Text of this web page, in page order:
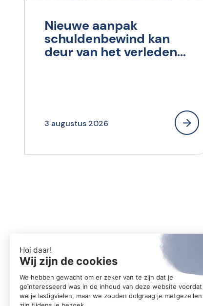
Nieuwe aanpak
schuldenbewind kan
deur van het verleden
3 augustus 2026